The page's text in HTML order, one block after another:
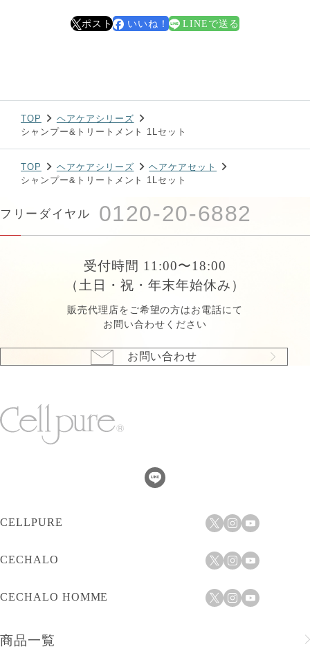
ポスト いいね！ LINEで送る
TOP
ヘアケアシリーズ
シャンプー&トリートメント 1Lセット
TOP ヘアケアシリーズ
ヘアケアセット
シャンプー&トリートメント 1Lセット
フリーダイヤル 0120-20-6882
受付時間 11:00〜18:00
（土日・祝・年末年始休み）
販売代理店をご希望の方はお電話にて
お問い合わせください
お問い合わせ
CELLPURE
CECHALO
CECHALO HOMME
商品一覧